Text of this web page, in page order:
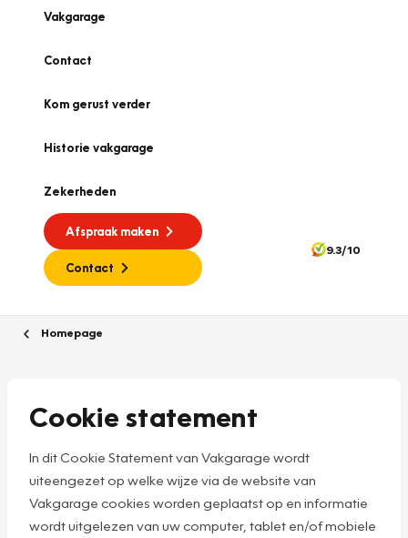
Vakgarage
Contact
Kom gerust verder
Historie vakgarage
Zekerheden
Afspraak maken
Contact
9.3/10
Homepage
Cookie statement
In dit Cookie Statement van Vakgarage wordt
uiteengezet op welke wijze via de website van
Vakgarage cookies worden geplaatst op en informatie
wordt uitgelezen van uw computer, tablet en/of mobiele